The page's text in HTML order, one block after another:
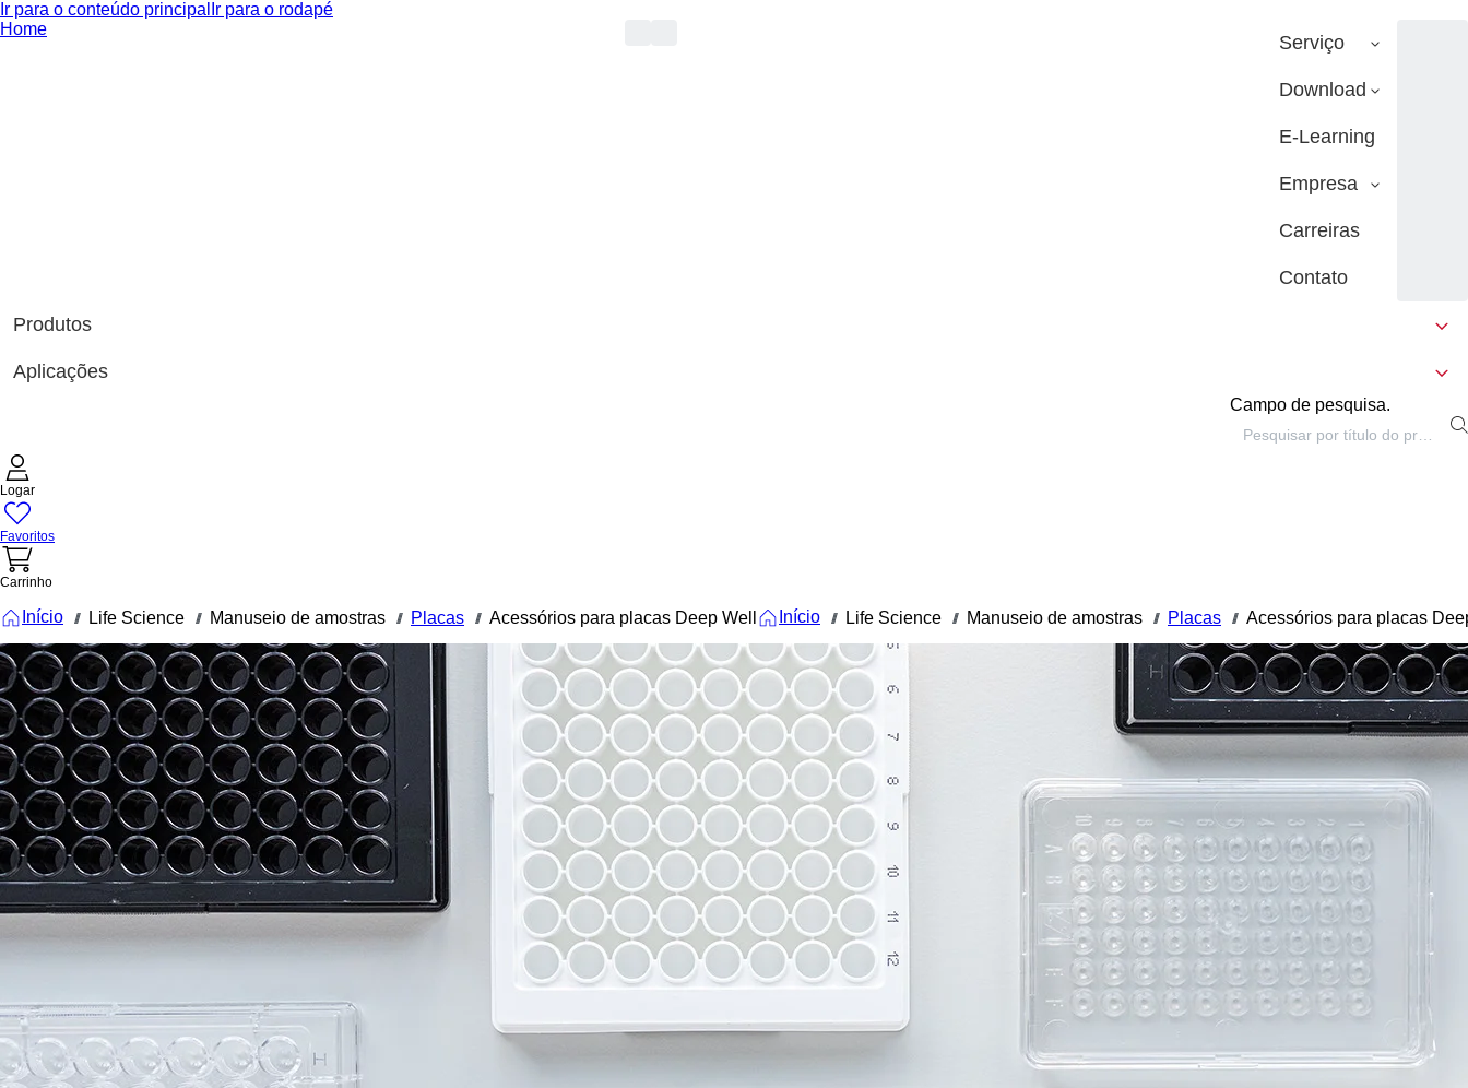
Ir para o conteúdo principal Ir para o rodapé
Home
Serviço
Download
E-Learning
Empresa
Carreiras
Contato
Produtos
Aplicações
Campo de pesquisa.
Logar
Favoritos
Carrinho
Início /// Life Science /// Manuseio de amostras /// Placas /// Acessórios para placas Deep Well Início /// Life Science /// Manuseio de amostras /// Placas /// Acessórios para placas